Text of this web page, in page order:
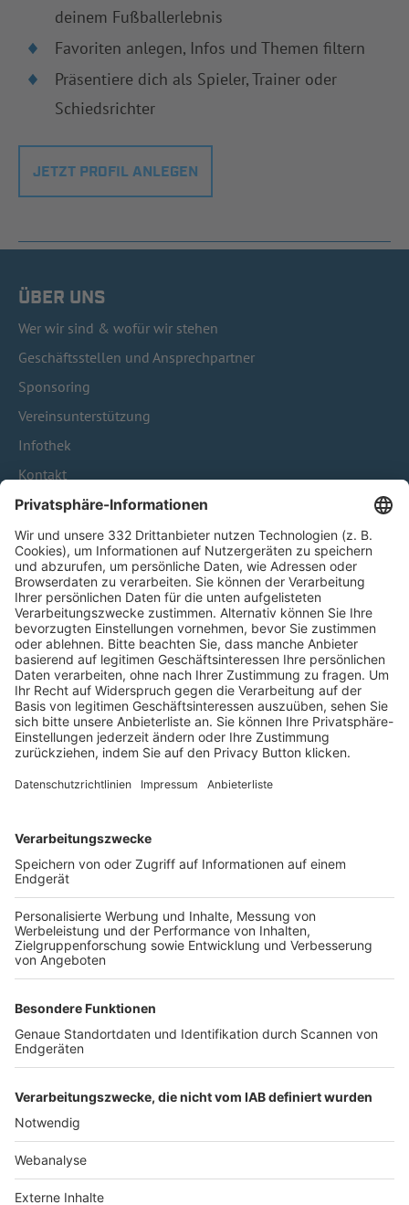
deinem Fußballerlebnis
Favoriten anlegen, Infos und Themen filtern
Präsentiere dich als Spieler, Trainer oder
Schiedsrichter
JETZT PROFIL ANLEGEN
ÜBER UNS
Wer wir sind & wofür wir stehen
Geschäftsstellen und Ansprechpartner
Sponsoring
Vereinsunterstützung
Infothek
Kontakt
HÄUFIG BESUCHTE SEITEN
Pässe und Vereinswechsel
Trainerausbildung
Schulungsangebot Vereinsmitarbeiter
BFV-Geschäftsstellen
Trainerbörse
Login SpielPlus
FOLGE DEM BFV
TOP-VEREINE
TOP-PARTNER
Nutzungsbedingungen Datenschutz Impressum